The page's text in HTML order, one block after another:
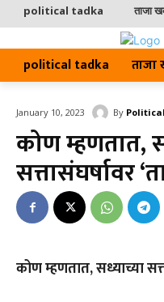
political tadka ताजा
political tadka ताजा
January 10, 2023 By
कोण म्हणतात,
सत्तासंघर्षावर
कोण म्हणतात, सध्याच्या